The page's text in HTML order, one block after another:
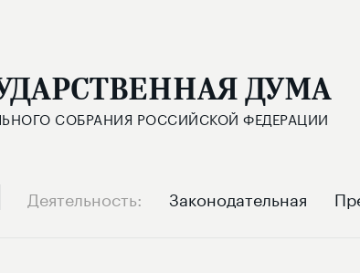
ДУМА
СОБРАНИЯ РОССИЙСКОЙ ФЕДЕРАЦИИ
Деятельность Законодательная